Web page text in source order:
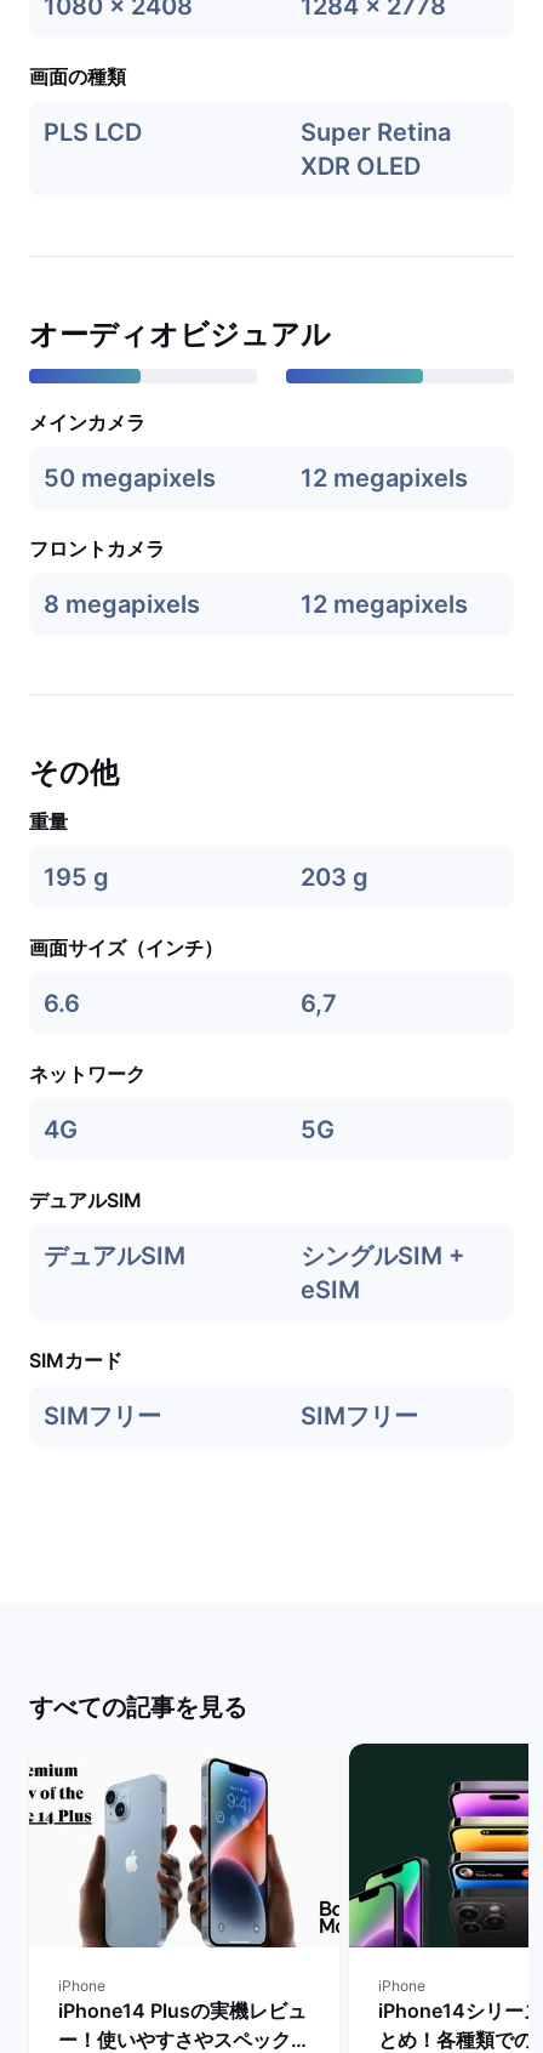
1080 x 2408 1284 x 2778
画面の種類
PLS LCD
Super Retina
XDR OLED
オーディオビジュアル
メインカメラ
50 megapixels 12 megapixels
フロントカメラ
8 megapixels 12 megapixels
その他
重量
195 g 203 g
画面サイズ（インチ）
6.6 6,7
ネットワーク
4G 5G
デュアルSIM
デュアルSIM
シングルSIM +
eSIM
SIMカード
SIMフリー SIMフリー
すべての記事を見る
iPhone
iPhone14 Plusの実機レビュ
ー！使いやすさやスペック・
iPhone
iPhone14シリー
とめ！各種類での